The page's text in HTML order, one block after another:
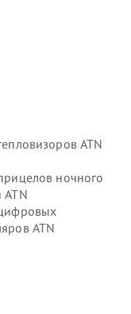
ATN
ночного
ATN
ATN